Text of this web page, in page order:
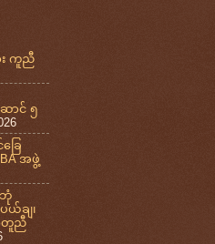
း ကူညီ
ာင် ၅
ြေ
အဖွဲ့
ဘုံ
ချ၊
တူညီ